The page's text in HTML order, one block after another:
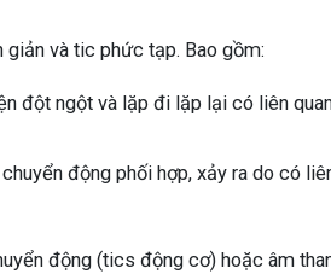
và tic phức tạp. Bao gồm:
đột ngột và lặp đi lặp lại có liên
động phối hợp, xảy ra do có
động (tics động cơ) hoặc âm